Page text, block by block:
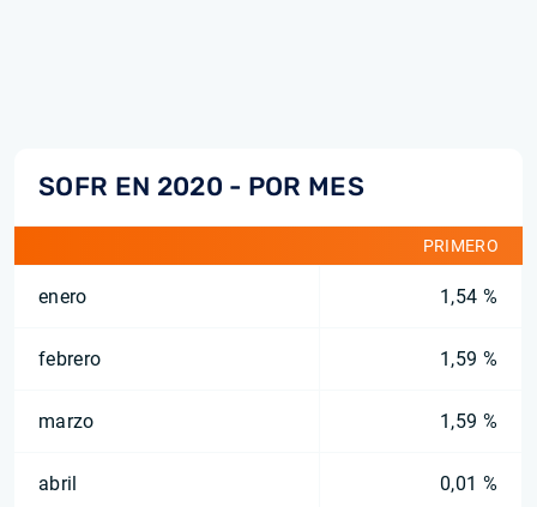
SOFR EN 2020 - POR MES
PRIMERO
enero 1,54 %
febrero 1,59 %
marzo 1,59 %
abril 0,01 %